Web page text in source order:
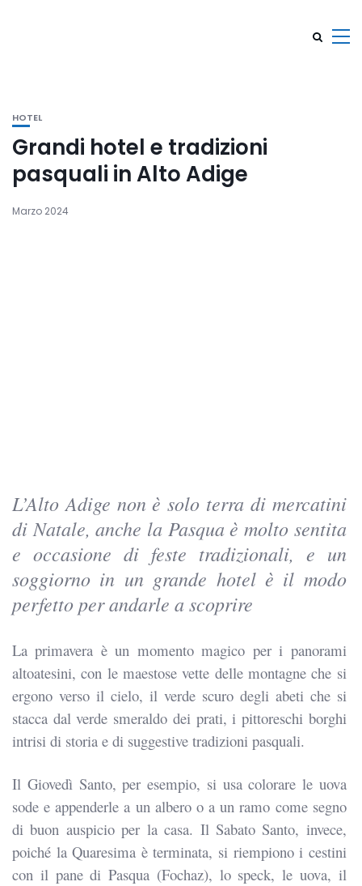
HOTEL
Grandi hotel e tradizioni
pasquali in Alto Adige
Marzo 2024
L’Alto Adige non è solo terra di mercatini
di Natale, anche la Pasqua è molto sentita
e occasione di feste tradizionali, e un
soggiorno in un grande hotel è il modo
perfetto per andarle a scoprire
La primavera è un momento magico per i panorami
altoatesini, con le maestose vette delle montagne che si
ergono verso il cielo, il verde scuro degli abeti che si
stacca dal verde smeraldo dei prati, i pittoreschi borghi
intrisi di storia e di suggestive tradizioni pasquali.
Il Giovedì Santo, per esempio, si usa colorare le uova
sode e appenderle a un albero o a un ramo come segno
di buon auspicio per la casa. Il Sabato Santo, invece,
poiché la Quaresima è terminata, si riempiono i cestini
con il pane di Pasqua (Fochaz), lo speck, le uova, il